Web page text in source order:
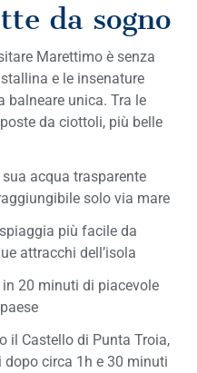
da sogno
Marettimo è senza
e le insenature
balneare unica. Tra le
da ciottoli, più belle
acqua trasparente
solo via mare
più facile da
attracchi dell’isola
20 minuti di piacevole
il Castello di Punta Troia,
circa 1h e 30 minuti